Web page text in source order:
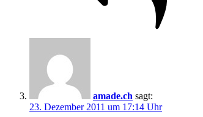
amade.ch sagt:
23. Dezember 2011 um 17:14 Uhr